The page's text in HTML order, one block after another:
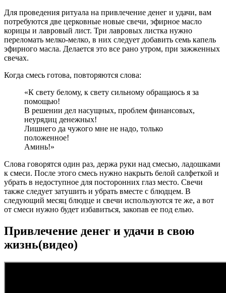
Для проведения ритуала на привлечение денег и удачи, вам
потребуются две церковные новые свечи, эфирное масло
корицы и лавровый лист. Три лавровых листка нужно
переломать мелко-мелко, в них следует добавить семь капель
эфирного масла. Делается это все рано утром, при зажженных
свечах.
Когда смесь готова, повторяются слова:
«К свету белому, к свету сильному обращаюсь я за
помощью!
В решении дел насущных, проблем финансовых,
неурядиц денежных!
Лишнего да чужого мне не надо, только
положенное!
Аминь!»
Слова говорятся один раз, держа руки над смесью, ладошками
к смеси. После этого смесь нужно накрыть белой салфеткой и
убрать в недоступное для посторонних глаз место. Свечи
также следует затушить и убрать вместе с блюдцем. В
следующий месяц блюдце и свечи используются те же, а вот
от смеси нужно будет избавиться, закопав ее под елью.
Привлечение денег и удачи в свою
жизнь(видео)